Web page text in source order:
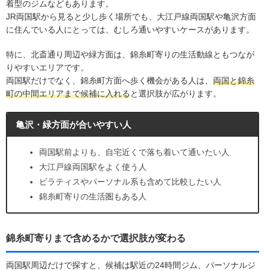
着型のジムなどもあります。
JR両国駅から見ると少し歩く場所でも、大江戸線両国駅や亀沢方面
に住んでいる人にとっては、むしろ通いやすいケースがあります。
特に、北斎通り周辺や緑方面は、錦糸町寄りの生活動線ともつなが
りやすいエリアです。
両国駅だけでなく、錦糸町方面へ歩く機会がある人は、 両国と錦糸
町の中間エリアまで候補に入れると選択肢が広がります。
亀沢・緑方面が合いやすい人
両国駅前よりも、自宅近くで落ち着いて通いたい人
大江戸線両国駅をよく使う人
ピラティスやパーソナル系も含めて比較したい人
錦糸町寄りの生活圏もある人
錦糸町寄りまで含めるかで選択肢が変わる
両国駅周辺だけで探すと、候補は駅近の24時間ジム、パーソナルジ